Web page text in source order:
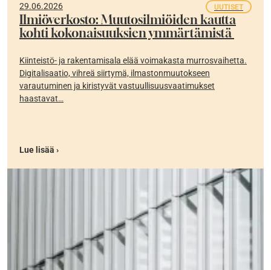
29.06.2026 UUTISET
Ilmiöverkosto: Muutosilmiöiden kautta
kohti kokonaisuuksien ymmärtämistä
Kiinteistö- ja rakentamisala elää voimakasta murrosvaihetta.
Digitalisaatio, vihreä siirtymä, ilmastonmuutokseen
varautuminen ja kiristyvät vastuullisuusvaatimukset
haastavat…
Lue lisää ›